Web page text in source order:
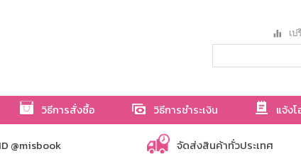
เ
วิธีการสั่งซื้อ วิธีการชำระเงิน แจ้ง
@misbook จัดส่งสินค้าทั่วประเทศ